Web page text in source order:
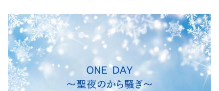
福原遥
・小芝風花
・ 木南晴夏
・今田美桜
・清原果耶
・菜々緒